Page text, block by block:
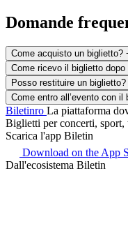
Domande
Come acquisto un biglietto?
Come ricevo il biglietto dopo
Posso restituire un biglietto?
Come entro all’evento con il
Biletinro La piattaforma
Biglietti per concerti, sport,
Scarica l'app Biletin
Download on the App
Dall'ecosistema Biletin